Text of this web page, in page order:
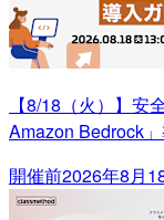
【8/18（火）】
Amazon Bedrock
開催前2026年8月